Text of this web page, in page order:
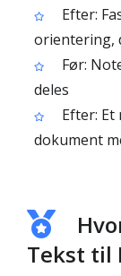
Efter:
orientering,
Før:
deles
Efter:
dokument
Tekst til